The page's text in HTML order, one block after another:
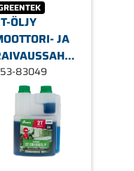
ÖLJY
JA
TÄYSSYNTEETTINEN,
0,5 LITRA
83049